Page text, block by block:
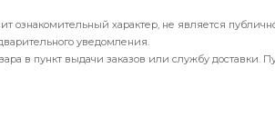
ознакомительный характер, не является
уведомления.
в пункт выдачи заказов или службу доставки.